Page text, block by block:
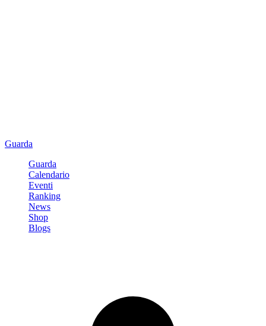
Guarda
Guarda
Calendario
Eventi
Ranking
News
Shop
Blogs